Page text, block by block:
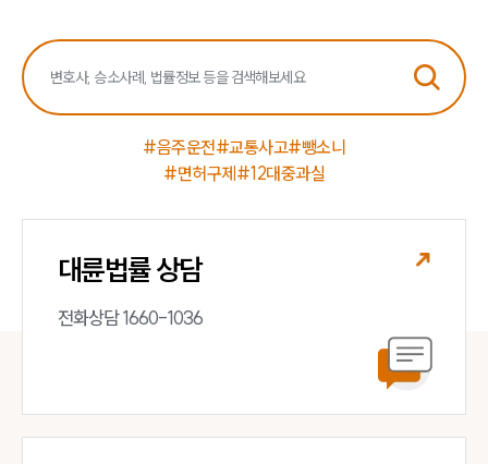
#음주운전#교통사고#뺑소니
#면허구제#12대중과실
대륜법률 상담
전화상담 1660-1036